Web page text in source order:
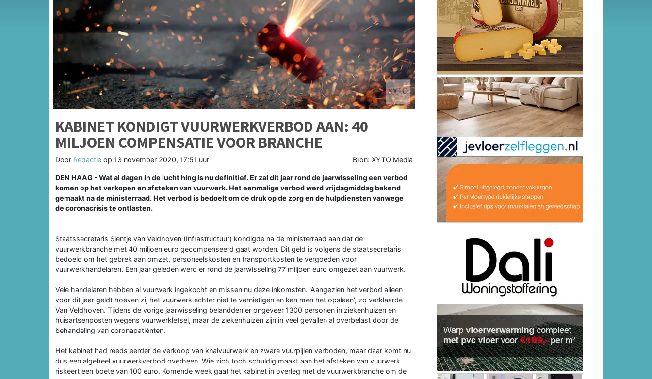
KABINET KONDIGT VUURWERKVERBOD AAN: 40
MILJOEN COMPENSATIE VOOR BRANCHE
Door Redactie op 13 november 2020, 17:51 uur Bron: XYTO Media
DEN HAAG - Wat al dagen in de lucht hing is nu definitief. Er zal dit jaar rond de jaarwisseling een verbod
komen op het verkopen en afsteken van vuurwerk. Het eenmalige verbod werd vrijdagmiddag bekend
gemaakt na de ministerraad. Het verbod is bedoelt om de druk op de zorg en de hulpdiensten vanwege
de coronacrisis te ontlasten.
Staatssecretaris Sientje van Veldhoven (Infrastructuur) kondigde na de ministerraad aan dat de
vuurwerkbranche met 40 miljoen euro gecompenseerd gaat worden. Dit geld is volgens de staatsecretaris
bedoeld om het gebrek aan omzet, personeelskosten en transportkosten te vergoeden voor
vuurwerkhandelaren. Een jaar geleden werd er rond de jaarwisseling 77 miljoen euro omgezet aan vuurwerk.
Vele handelaren hebben al vuurwerk ingekocht en missen nu deze inkomsten. 'Aangezien het verbod alleen
voor dit jaar geldt hoeven zij het vuurwerk echter niet te vernietigen en kan men het opslaan', zo verklaarde
Van Veldhoven. Tijdens de vorige jaarwisseling belandden er ongeveer 1300 personen in ziekenhuizen en
huisartsenposten wegens vuurwerkletsel, maar de ziekenhuizen zijn in veel gevallen al overbelast door de
behandeling van coronapatiènten.
Het kabinet had reeds eerder de verkoop van knalvuurwerk en zware vuurpijlen verboden, maar daar komt nu
dus een algeheel vuurwerkverbod overheen. Wie zich toch schuldig maakt aan het afsteken van vuurwerk
riskeert een boete van 100 euro. Komende week gaat het kabinet in overleg met de vuurwerkbranche om de